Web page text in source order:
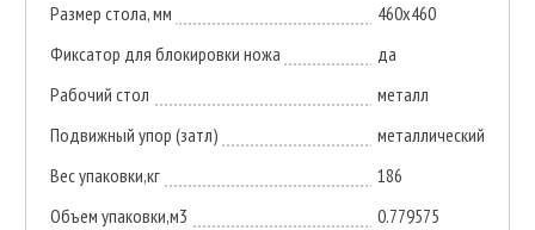
Размер стола, мм
460x460
Фиксатор для блокировки ножа
да
Рабочий стол
металл
Подвижный упор (затл)
металлический
Вес упаковки,кг
186
Объем упаковки,м3
0.779575